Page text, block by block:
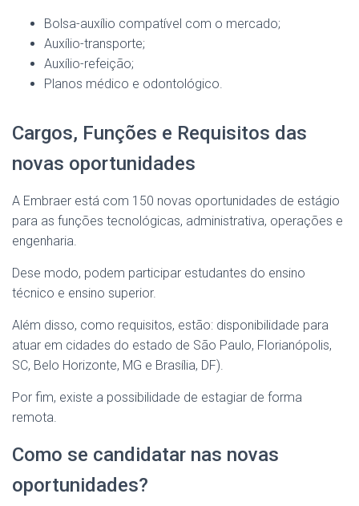
Bolsa-auxílio compatível com o mercado;
Auxílio-transporte;
Auxílio-refeição;
Planos médico e odontológico.
Cargos, Funções e Requisitos das
novas oportunidades
A Embraer está com 150 novas oportunidades de estágio
para as funções tecnológicas, administrativa, operações e
engenharia.
Dese modo, podem participar estudantes do ensino
técnico e ensino superior.
Além disso, como requisitos, estão: disponibilidade para
atuar em cidades do estado de São Paulo, Florianópolis,
SC, Belo Horizonte, MG e Brasília, DF).
Por fim, existe a possibilidade de estagiar de forma
remota.
Como se candidatar nas novas
oportunidades?